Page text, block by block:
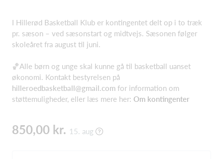
I Hillerød Basketball Klub er kontingentet delt op i to træk
pr. sæson – ved sæsonstart og midtvejs. Sæsonen følger
skoleåret fra august til juni.
🏀Alle børn og unge skal kunne gå til basketball uanset
økonomi. Kontakt bestyrelsen på
hilleroedbasketball@gmail.com for information om
støttemuligheder, eller læs mere her: Om kontingenter
850,00 kr. 15. aug